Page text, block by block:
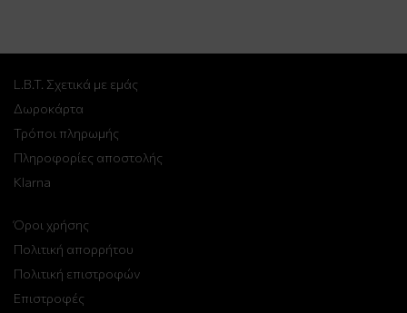
L.B.T. Σχετικά με εμάς
Δωροκάρτα
Τρόποι πληρωμής
Πληροφορίες αποστολής
Klarna
Όροι χρήσης
Πολιτική απορρήτου
Πολιτική επιστροφών
Επιστροφές